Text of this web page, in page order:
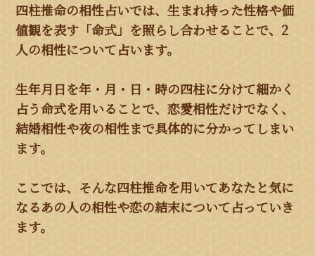
四柱推命の相性占いでは、生まれ持った性格や価
値観を表す「命式」を照らし合わせることで、2
人の相性について占います。
生年月日を年・月・日・時の四柱に分けて細かく
占う命式を用いることで、恋愛相性だけでなく、
結婚相性や夜の相性まで具体的に分かってしまい
ます。
ここでは、そんな四柱推命を用いてあなたと気に
なるあの人の相性や恋の結末について占っていき
ます。